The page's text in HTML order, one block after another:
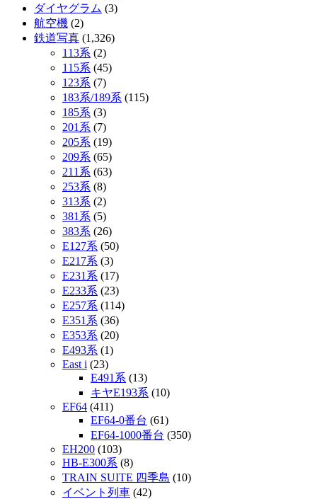
ダイヤグラム (3)
航空機 (2)
鉄道写真 (1,326)
113系 (2)
115系 (45)
123系 (7)
183系/189系 (115)
185系 (3)
201系 (7)
205系 (19)
209系 (65)
211系 (63)
253系 (8)
313系 (2)
381系 (5)
383系 (26)
E127系 (50)
E217系 (3)
E231系 (17)
E233系 (23)
E257系 (114)
E351系 (36)
E353系 (20)
E493系 (1)
East i (23)
E491系 (13)
キヤE193系 (10)
EF64 (411)
EF64-0番台 (61)
EF64-1000番台 (350)
EH200 (103)
HB-E300系 (8)
TRAIN SUITE 四季島 (10)
イベント列車 (42)